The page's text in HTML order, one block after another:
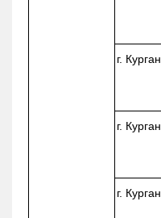
г. Курган
г. Курган
г. Курган